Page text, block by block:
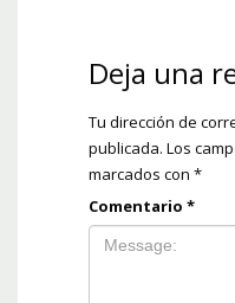
Deja una
Tu dirección de
publicada. Los
marcados con *
Comentario *